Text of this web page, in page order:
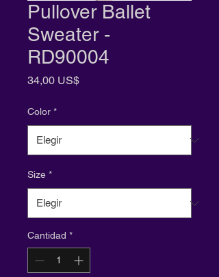
Pullover Ballet
Sweater -
RD90004
34,00 US$Precio
Color *
Size *
Cantidad *